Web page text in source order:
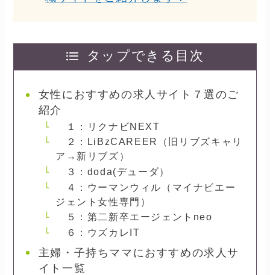
タップできる目次
女性におすすめの求人サイト７選のご
紹介
１：リクナビNEXT
２：LiBzCAREER（旧リブズキャリ
ア→新リブズ）
３：doda(デューダ）
４：ウーマンウィル（マイナビエー
ジェント女性専門）
５：第二新卒エージェントneo
６：ウズカレIT
主婦・子持ちママにおすすめの求人サ
イト一覧